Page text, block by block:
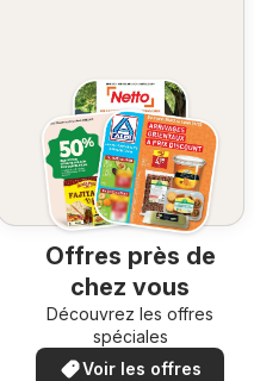
Offres près de
chez vous
Découvrez les offres
spéciales
Voir les offres